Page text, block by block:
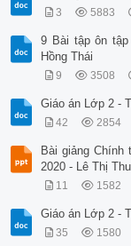
3 5883
9 Bài tập ôn
Hồng Thái
9 3508
Giáo án Lớp 2 -
42 2854
Bài giảng
2020 - Lê Thị
11 1582
Giáo án Lớp 2 -
35 1580